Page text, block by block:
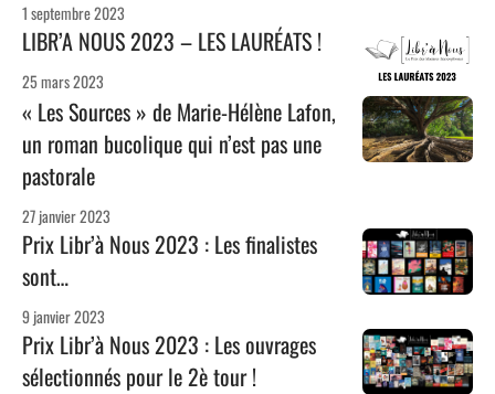
1 septembre 2023
LIBR’A NOUS 2023 – LES LAURÉATS !
25 mars 2023
« Les Sources » de Marie-Hélène Lafon,
un roman bucolique qui n’est pas une
pastorale
27 janvier 2023
Prix Libr’à Nous 2023 : Les finalistes
sont…
9 janvier 2023
Prix Libr’à Nous 2023 : Les ouvrages
sélectionnés pour le 2è tour !